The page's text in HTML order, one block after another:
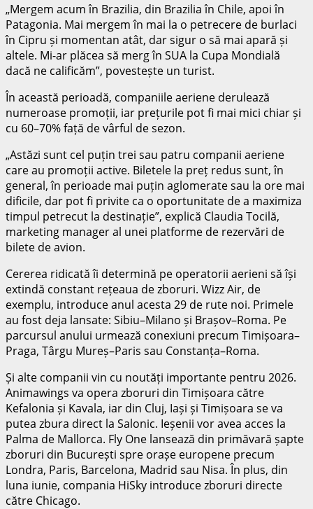
„Mergem acum în Brazilia, din Brazilia în Chile, apoi în
Patagonia. Mai mergem în mai la o petrecere de burlaci
în Cipru și momentan atât, dar sigur o să mai apară și
altele. Mi-ar plăcea să merg în SUA la Cupa Mondială
dacă ne calificăm”, povestește un turist.
În această perioadă, companiile aeriene derulează
numeroase promoții, iar prețurile pot fi mai mici chiar și
cu 60–70% față de vârful de sezon.
„Astăzi sunt cel puțin trei sau patru companii aeriene
care au promoții active. Biletele la preț redus sunt, în
general, în perioade mai puțin aglomerate sau la ore mai
dificile, dar pot fi privite ca o oportunitate de a maximiza
timpul petrecut la destinație”, explică Claudia Tocilă,
marketing manager al unei platforme de rezervări de
bilete de avion.
Cererea ridicată îi determină pe operatorii aerieni să își
extindă constant rețeaua de zboruri. Wizz Air, de
exemplu, introduce anul acesta 29 de rute noi. Primele
au fost deja lansate: Sibiu–Milano și Brașov–Roma. Pe
parcursul anului urmează conexiuni precum Timișoara–
Praga, Târgu Mureș–Paris sau Constanța–Roma.
Și alte companii vin cu noutăți importante pentru 2026.
Animawings va opera zboruri din Timișoara către
Kefalonia și Kavala, iar din Cluj, Iași și Timișoara se va
putea zbura direct la Salonic. Ieșenii vor avea acces la
Palma de Mallorca. Fly One lansează din primăvară șapte
zboruri din București spre orașe europene precum
Londra, Paris, Barcelona, Madrid sau Nisa. În plus, din
luna iunie, compania HiSky introduce zboruri directe
către Chicago.